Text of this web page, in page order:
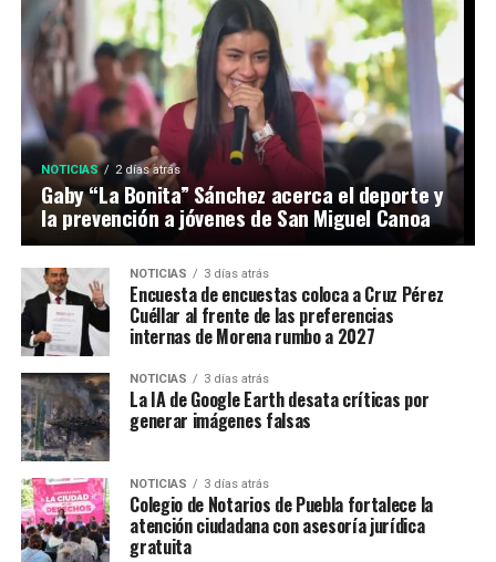
NOTICIAS 2 días atrás
Gaby “La Bonita” Sánchez acerca el deporte y
la prevención a jóvenes de San Miguel Canoa
NOTICIAS 3 días atrás
Encuesta de encuestas coloca a Cruz Pérez
Cuéllar al frente de las preferencias
internas de Morena rumbo a 2027
NOTICIAS 3 días atrás
La IA de Google Earth desata críticas por
generar imágenes falsas
NOTICIAS 3 días atrás
Colegio de Notarios de Puebla fortalece la
atención ciudadana con asesoría jurídica
gratuita